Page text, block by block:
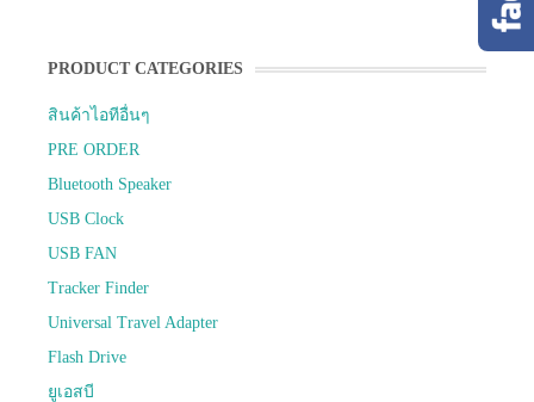
PRODUCT CATEGORIES
สินค้าไอทีอื่นๆ
PRE ORDER
Bluetooth Speaker
USB Clock
USB FAN
Tracker Finder
Universal Travel Adapter
Flash Drive
ยูเอสบี